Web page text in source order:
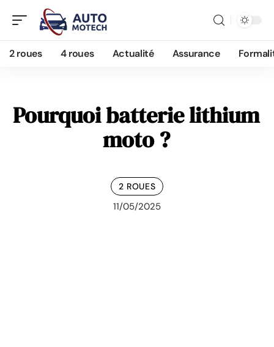
2 roues 4 roues Actualité Assurance
Pourquoi batterie lithium
moto ?
2 ROUES
11/05/2025